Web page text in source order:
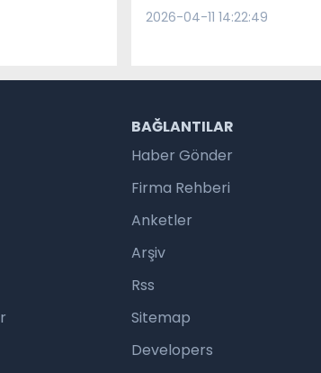
2026-04-11 14:22:49
BAĞLANTILAR
Haber Gönder
Firma Rehberi
Anketler
Arşiv
Rss
Sitemap
Developers